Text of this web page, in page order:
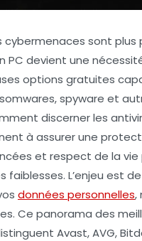
cybermenaces sont
PC devient une
options gratuites
spyware et
discerner les
à assurer une
et respect de la
faiblesses. L’enjeu est
données personnelles,
Ce panorama des
Avast, AVG,